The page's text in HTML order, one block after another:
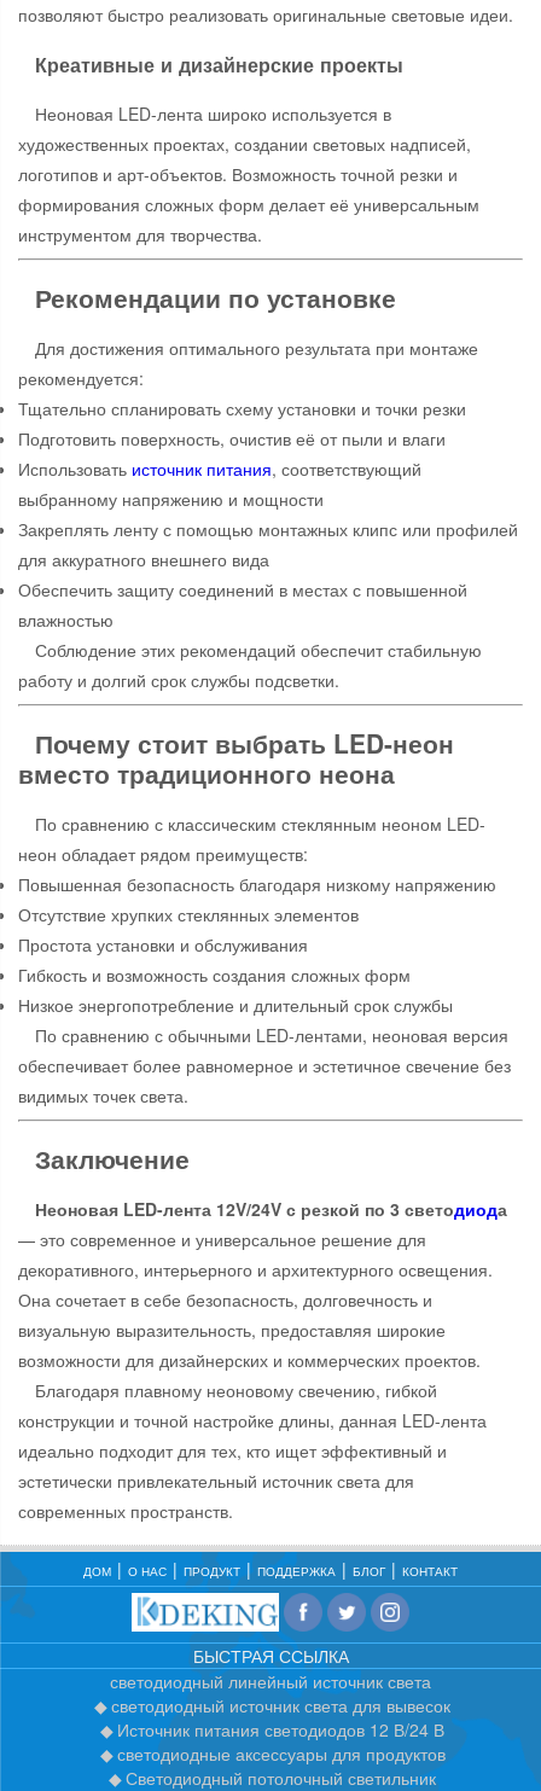
позволяют быстро реализовать оригинальные световые идеи.
Креативные и дизайнерские проекты
Неоновая LED-лента широко используется в
художественных проектах, создании световых надписей,
логотипов и арт-объектов. Возможность точной резки и
формирования сложных форм делает её универсальным
инструментом для творчества.
Рекомендации по установке
Для достижения оптимального результата при монтаже
рекомендуется:
Тщательно спланировать схему установки и точки резки
Подготовить поверхность, очистив её от пыли и влаги
Использовать источник питания, соответствующий
выбранному напряжению и мощности
Закреплять ленту с помощью монтажных клипс или профилей
для аккуратного внешнего вида
Обеспечить защиту соединений в местах с повышенной
влажностью
Соблюдение этих рекомендаций обеспечит стабильную
работу и долгий срок службы подсветки.
Почему стоит выбрать LED-неон
вместо традиционного неона
По сравнению с классическим стеклянным неоном LED-
неон обладает рядом преимуществ:
Повышенная безопасность благодаря низкому напряжению
Отсутствие хрупких стеклянных элементов
Простота установки и обслуживания
Гибкость и возможность создания сложных форм
Низкое энергопотребление и длительный срок службы
По сравнению с обычными LED-лентами, неоновая версия
обеспечивает более равномерное и эстетичное свечение без
видимых точек света.
Заключение
Неоновая LED-лента 12V/24V с резкой по 3 светодиода
— это современное и универсальное решение для
декоративного, интерьерного и архитектурного освещения.
Она сочетает в себе безопасность, долговечность и
визуальную выразительность, предоставляя широкие
возможности для дизайнерских и коммерческих проектов.
Благодаря плавному неоновому свечению, гибкой
конструкции и точной настройке длины, данная LED-лента
идеально подходит для тех, кто ищет эффективный и
эстетически привлекательный источник света для
современных пространств.
ДОМ О НАС ПРОДУКТ ПОДДЕРЖКА БЛОГ КОНТАКТ
БЫСТРАЯ ССЫЛКА
светодиодный линейный источник света
светодиодный источник света для вывесок
Источник питания светодиодов 12 В/24 В
светодиодные аксессуары для продуктов
Светодиодный потолочный светильник